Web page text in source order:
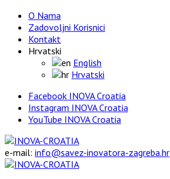
O Nama
Zadovoljni Korisnici
Kontakt
Hrvatski
English
Hrvatski
Facebook INOVA Croatia
Instagram INOVA Croatia
YouTube INOVA Croatia
e-mail: info@savez-inovatora-zagreba.hr